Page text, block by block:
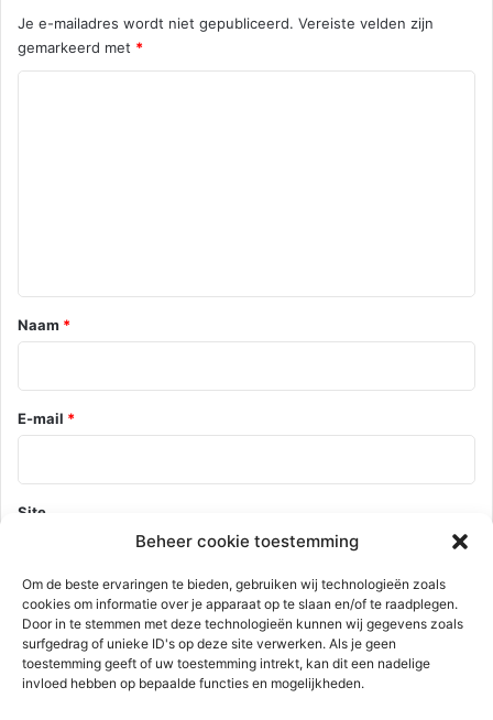
Beheer cookie toestemming
Om de beste ervaringen te bieden, gebruiken wij technologieën zoals
cookies om informatie over je apparaat op te slaan en/of te raadplegen.
Door in te stemmen met deze technologieën kunnen wij gegevens zoals
surfgedrag of unieke ID's op deze site verwerken. Als je geen
toestemming geeft of uw toestemming intrekt, kan dit een nadelige
invloed hebben op bepaalde functies en mogelijkheden.
S
t
r
Je e-mailadres wordt niet gepubliceerd. Vereiste velden zijn
gemarkeerd met *
*
Naam *
E-mail *
Site
Mijn naam, e-mail en site opslaan in deze browser voor de
volgende keer wanneer ik een reactie plaats.